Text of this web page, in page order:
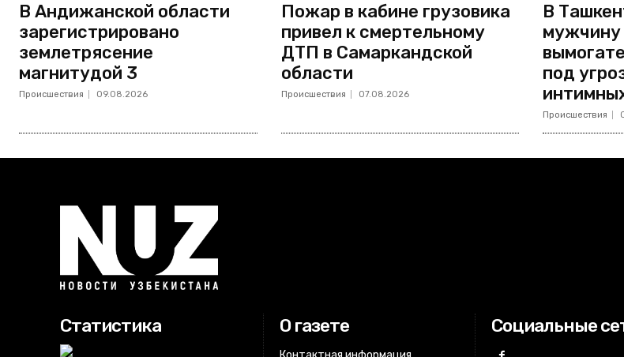
В Андижанской области
зарегистрировано
землетрясение
магнитудой 3
Происшествия 09.08.2026
Пожар в кабине грузовика
привел к смертельному
ДТП в Самаркандской
области
Происшествия 07.08.2026
В
мужчину
под
Происшествия
Статистика О газете Социальные